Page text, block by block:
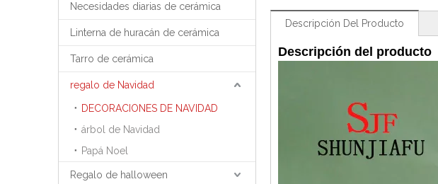
Necesidades diarias de cerámica
Linterna de huracán de cerámica
Tarro de cerámica
regalo de Navidad
DECORACIONES DE NAVIDAD
árbol de Navidad
Papá Noel
Regalo de halloween
Descripción Del Producto
Descripción del producto